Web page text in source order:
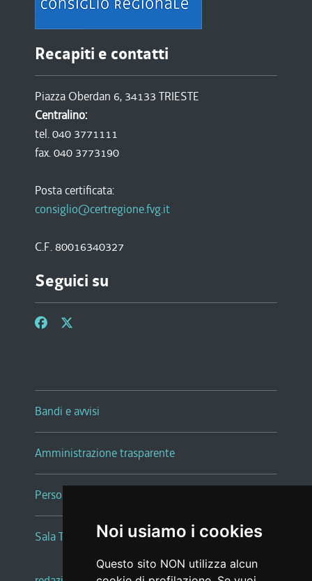
Noi usiamo i cookies
Questo sito NON utilizza alcun
Recapiti e contatti
Piazza Oberdan 6, 34133 TRIESTE
Centralino:
tel. 040 3771111
fax. 040 3773190
Posta certificata:
consiglio@certregione.fvg.it
C.F. 80016340327
Seguici su
Bandi e avvisi
Amministrazione trasparente
Persone e Uffici
Sala Tiziano Tessitori